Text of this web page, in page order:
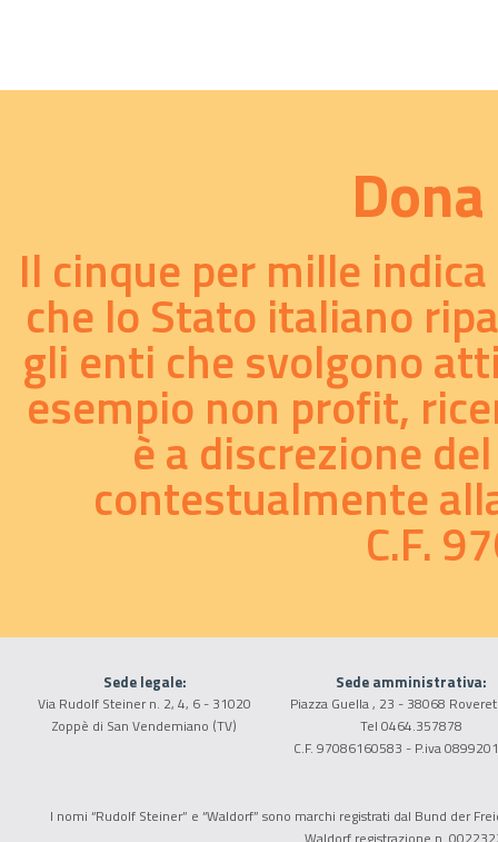
Commissione Cultura del Parlamento Europeo...
17/10/2003
La base dell'accordo tra scuole Waldorf e Governo nel
Regno Unito...
21/01/2003
In Ungheria una legge riconosce la peculiarità delle
scuole steineriane...
Il cinque per mille
che lo Stato italiano
gli enti che svolgono
esempio non profit,
è a discrezione
contestualmente
C.F.
Sede legale:
Via Rudolf Steiner n. 2, 4, 6 - 31020
Zoppè di San Vendemiano (TV)
Sede amministrativa:
Piazza Guella , 23 - 38068
Tel 0464.357878
C.F. 97086160583 - P.iva
I nomi “Rudolf Steiner” e “Waldorf” sono marchi registrati dal Bund der